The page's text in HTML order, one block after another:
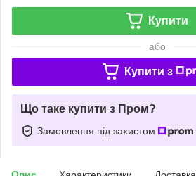
Купити
або
Купити з
Що таке купити з Пром?
Замовлення під захистом